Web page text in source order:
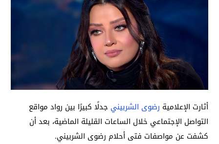
أثارت الإعلامية رضوى الشربيني جدلًا كبيرًا بين رواد مواقع
التواصل الإجتماعي خلال الساعات القليلة الماضية، بعد أن
كشفت عن مواصفات فتى أحلام رضوى الشربيني.